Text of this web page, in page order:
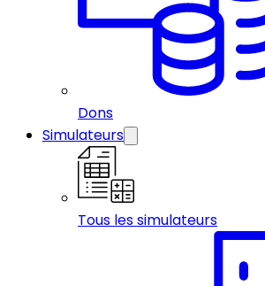
Dons
Simulateurs
Tous les simulateurs